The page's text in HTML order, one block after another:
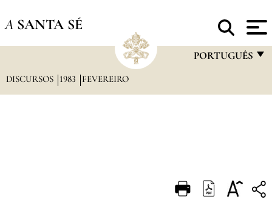
A SANTA SÉ
PORTUGUÊS
DEUTSCH
DISCURSOS 1983 FEVEREIRO